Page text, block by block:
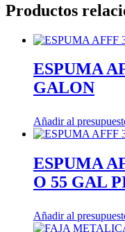
Productos
ESPUMA
GALON
Añadir al
ESPUMA
O 55 GAL
Añadir al